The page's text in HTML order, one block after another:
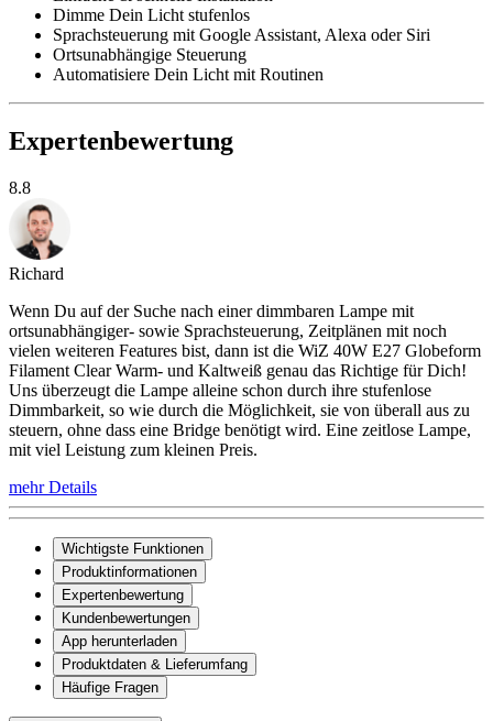
Dimme Dein Licht stufenlos
Sprachsteuerung mit Google Assistant, Alexa oder Siri
Ortsunabhängige Steuerung
Automatisiere Dein Licht mit Routinen
Expertenbewertung
8.8
Richard
Wenn Du auf der Suche nach einer dimmbaren Lampe mit
ortsunabhängiger- sowie Sprachsteuerung, Zeitplänen mit noch
vielen weiteren Features bist, dann ist die WiZ 40W E27 Globeform
Filament Clear Warm- und Kaltweiß genau das Richtige für Dich!
Uns überzeugt die Lampe alleine schon durch ihre stufenlose
Dimmbarkeit, so wie durch die Möglichkeit, sie von überall aus zu
steuern, ohne dass eine Bridge benötigt wird. Eine zeitlose Lampe,
mit viel Leistung zum kleinen Preis.
mehr Details
Wichtigste Funktionen
Produktinformationen
Expertenbewertung
Kundenbewertungen
App herunterladen
Produktdaten & Lieferumfang
Häufige Fragen